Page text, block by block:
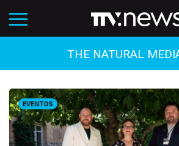
THE NATURAL
EVENTOS